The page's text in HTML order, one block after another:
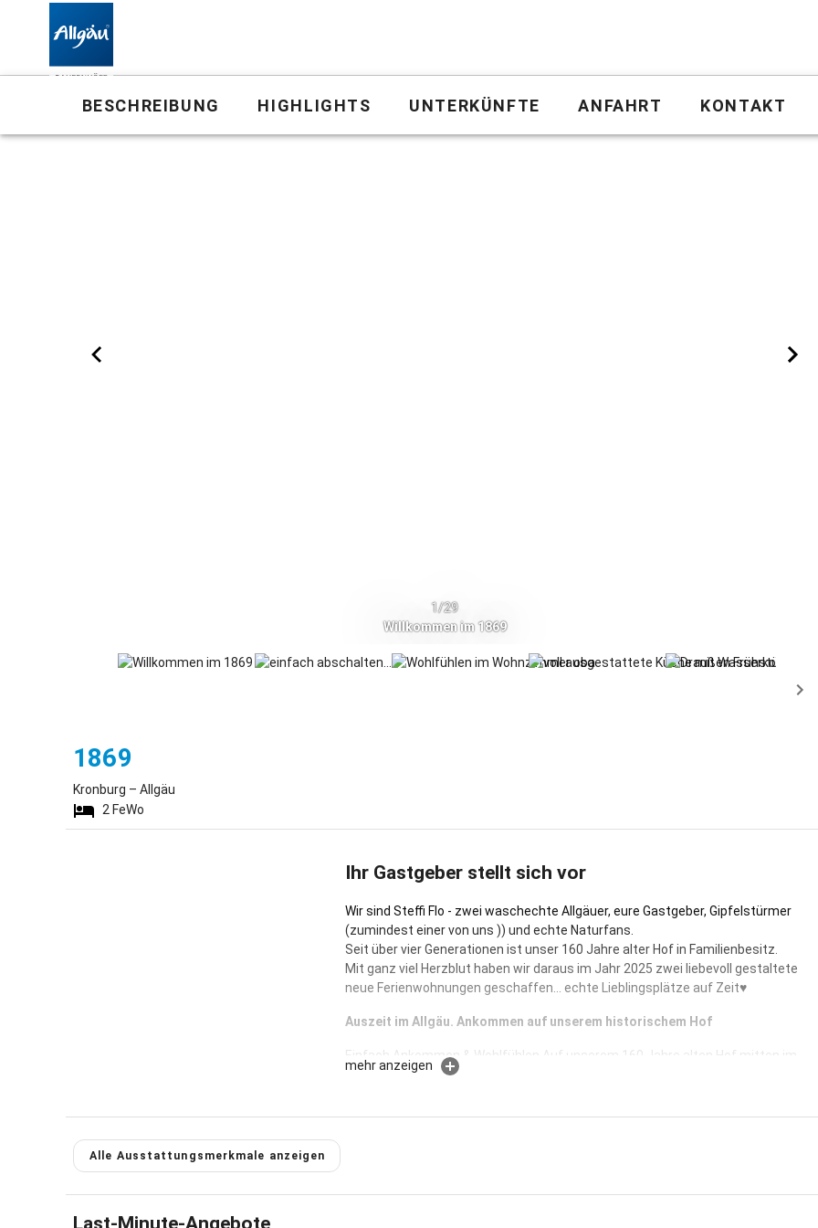
BESCHREIBUNG HIGHLIGHTS UNTERKÜNFTE ANFAHRT KONTAKT
1/29
Willkommen im 1869
1869
Kronburg – Allgäu
2 FeWo
Ihr Gastgeber stellt sich vor
Wir sind Steffi Flo - zwei waschechte Allgäuer, eure Gastgeber, Gipfelstürmer
(zumindest einer von uns )) und echte Naturfans.
Seit über vier Generationen ist unser 160 Jahre alter Hof in Familienbesitz.
Mit ganz viel Herzblut haben wir daraus im Jahr 2025 zwei liebevoll gestaltete
neue Ferienwohnungen geschaffen... echte Lieblingsplätze auf Zeit♥
Auszeit im Allgäu. Ankommen auf unserem historischem Hof
Einfach Ankommen & Wohlfühlen Auf unserem 160 Jahre alten Hof mitten im
Allgäu erwarten euch seit Dezember 2025 zwei neue gemütliche
mehr anzeigen
Alle Ausstattungsmerkmale anzeigen
Last-Minute-Angebote